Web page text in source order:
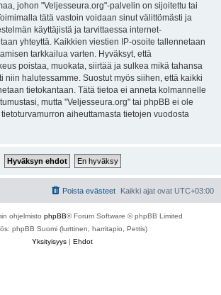
johon "Veljesseura.org"-palvelin on sijoitettu tai
tätä vastoin voidaan sinut välittömästi ja
käyttäjistä ja tarvittaessa internet-
yhteyttä. Kaikkien viestien IP-osoite tallennetaan
tarkkailua varten. Hyväksyt, että
poistaa, muokata, siirtää ja sulkea mikä tahansa
niin halutessamme. Suostut myös siihen, että kaikki
tietokantaan. Tätä tietoa ei anneta kolmannelle
mutta "Veljesseura.org" tai phpBB ei ole
aiheuttamasta tietojen vuodosta
Kaikki ajat ovat UTC+03:00
Poista evästeet
ohjelmisto phpBB® Forum Software © phpBB Limited
phpBB Suomi (lurttinen, harritapio, Pettis)
Yksityisyys | Ehdot